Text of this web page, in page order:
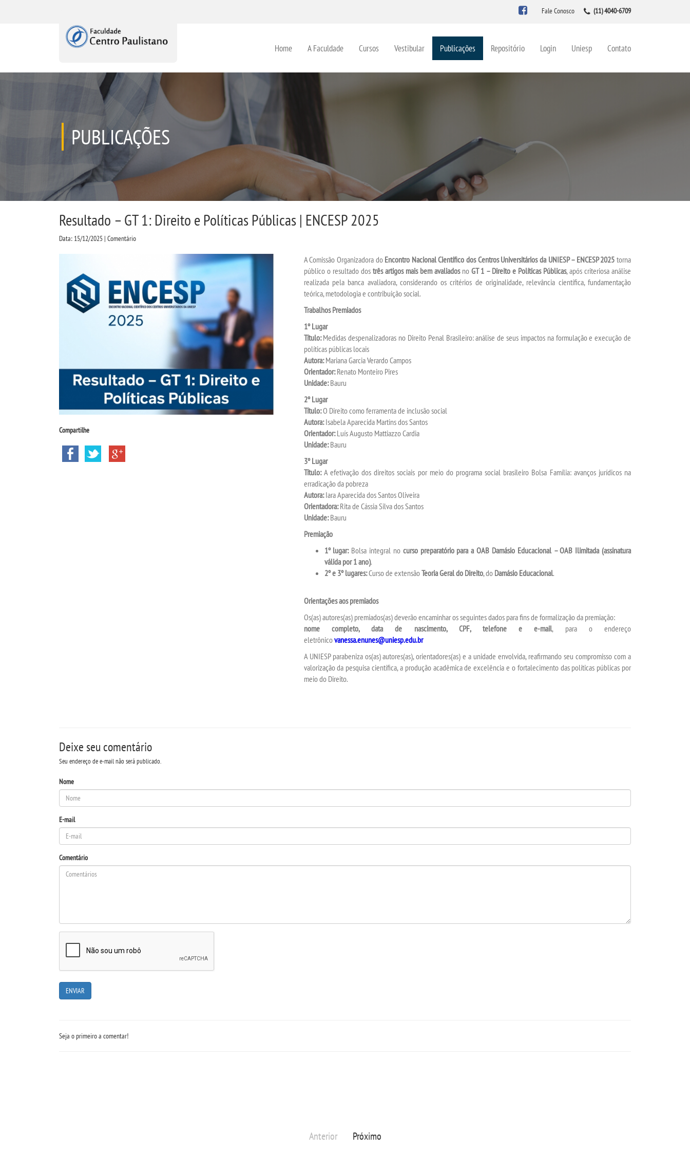
Fale Conosco (11) 4040-6709
Home A Faculdade Cursos Vestibular Publicações Repositório Login Uniesp Contato
PUBLICAÇÕES
Resultado – GT 1: Direito e Políticas Públicas | ENCESP 2025
Data: 15/12/2025 | Comentário
Compartilhe
A Comissão Organizadora do Encontro Nacional Científico dos Centros Universitários da UNIESP – ENCESP 2025 torna
público o resultado dos três artigos mais bem avaliadosno GT 1 – Direito e Políticas Públicas, após criteriosa análise
realizada pela banca avaliadora, considerando os critérios de originalidade, relevância científica, fundamentação
teórica, metodologia e contribuição social.
Trabalhos Premiados
1º Lugar
Título: Medidas despenalizadoras no Direito Penal Brasileiro: análise de seus impactos na formulação e execução de
políticas públicas locais
Autora:Mariana Garcia Verardo Campos
Orientador:Renato Monteiro Pires
Unidade:Bauru
2º Lugar
Título:O Direito como ferramenta de inclusão social
Autora:Isabela Aparecida Martins dos Santos
Orientador:Luís Augusto Mattiazzo Cardia
Unidade:Bauru
3º Lugar
Título: A efetivação dos direitos sociais por meio do programa social brasileiro Bolsa Família: avanços jurídicos na
erradicação da pobreza
Autora:Iara Aparecida dos Santos Oliveira
Orientadora:Rita de Cássia Silva dos Santos
Unidade:Bauru
Premiação
1º lugar:Bolsa integral no curso preparatório para a OAB Damásio Educacional – OAB Ilimitada (assinatura
válida por 1 ano).
2º e 3º lugares:Curso de extensãoTeoria Geral do Direito, do Damásio Educacional.
Orientações aos premiados
Os(as) autores(as) premiados(as) deverão encaminhar os seguintes dados para fins de formalização da premiação:
nome completo, data de nascimento, CPF, telefone e e-mail, para o endereço
eletrônicovanessa.enunes@uniesp.edu.br
A UNIESP parabeniza os(as) autores(as), orientadores(as) e a unidade envolvida, reafirmando seu compromisso com a
valorização da pesquisa científica, a produção acadêmica de excelência e o fortalecimento das políticas públicas por
meio do Direito.
Deixe seu comentário
Seu endereço de e-mail não será publicado.
Nome
E-mail
Comentário
Seja o primeiro a comentar!
Anterior Próximo